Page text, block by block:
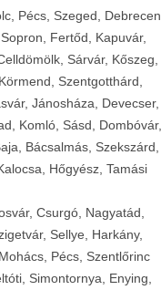
történet
a páciensek
elkötelezettségének
Egy 150%-os
gyakorlati
keszites.co
erősítési módszerek
Ads és
Kezelés +
Ads és Meta
költségvetését
automatizálás
Dagasztógép +
dagasztógépek és
pékségek és
konyhák számára.
megbízható
Szeletelőgép+
gépek
Pécs, Szeged, Debrecen
Fertőd, Kapuvár,
Sárvár, Kőszeg,
Szentgotthárd,
Jánosháza, Devecser,
Komló, Sásd, Dombóvár,
Bácsalmás, Szekszárd,
Hőgyész, Tamási
Csurgó, Nagyatád,
Sellye, Harkány,
Pécs, Szentlőrinc
Simontornya, Enying,